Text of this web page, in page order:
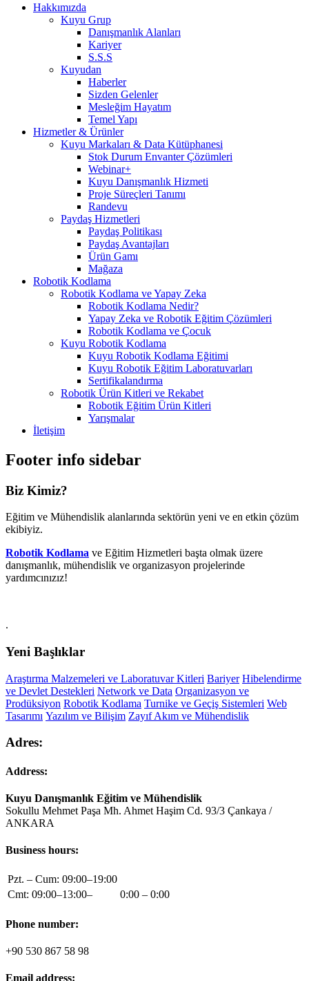
Hakkımızda
Kuyu Grup
Danışmanlık Alanları
Kariyer
S.S.S
Kuyudan
Haberler
Sizden Gelenler
Mesleğim Hayatım
Temel Yapı
Hizmetler & Ürünler
Kuyu Markaları & Data Kütüphanesi
Stok Durum Envanter Çözümleri
Webinar+
Kuyu Danışmanlık Hizmeti
Proje Süreçleri Tanımı
Randevu
Paydaş Hizmetleri
Paydaş Politikası
Paydaş Avantajları
Ürün Gamı
Mağaza
Robotik Kodlama
Robotik Kodlama ve Yapay Zeka
Robotik Kodlama Nedir?
Yapay Zeka ve Robotik Eğitim Çözümleri
Robotik Kodlama ve Çocuk
Kuyu Robotik Kodlama
Kuyu Robotik Kodlama Eğitimi
Kuyu Robotik Eğitim Laboratuvarları
Sertifikalandırma
Robotik Ürün Kitleri ve Rekabet
Robotik Eğitim Ürün Kitleri
Yarışmalar
İletişim
Footer info sidebar
Biz Kimiz?
Eğitim ve Mühendislik alanlarında sektörün yeni ve en etkin çözüm
ekibiyiz.
Robotik Kodlama ve Eğitim Hizmetleri başta olmak üzere
danışmanlık, mühendislik ve organizasyon projelerinde
yardımcınızız!
.
Yeni Başlıklar
Araştırma Malzemeleri ve Laboratuvar Kitleri Bariyer Hibelendirme
ve Devlet Destekleri Network ve Data Organizasyon ve
Prodüksiyon Robotik Kodlama Turnike ve Geçiş Sistemleri Web
Tasarımı Yazılım ve Bilişim Zayıf Akım ve Mühendislik
Adres:
Address:
Kuyu Danışmanlık Eğitim ve Mühendislik
Sokullu Mehmet Paşa Mh. Ahmet Haşim Cd. 93/3 Çankaya /
ANKARA
Business hours:
Pzt. – Cum: 09:00–19:00
Cmt: 09:00–13:00–
0:00 – 0:00
Phone number:
+90 530 867 58 98
Email address: